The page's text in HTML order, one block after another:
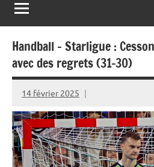
Handball – Starligue :
avec des regrets (31-30)
14 février 2025
Rédaction
JRS